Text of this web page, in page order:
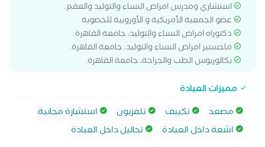
استشاري ومدرس امراض النساء والتوليد والعقم.
عضو الجمعية الأمريكية و الأوروبية للخصوبة
دكتوراه امراض النساء والتوليد، جامعة القاهرة.
ماجستير امراض النساء والتوليد، جامعة القاهرة.
بكالوريوس الطب والجراحة، جامعة القاهرة.
مميزات العيادة
مصعد
تكييف تلفزيون
استشارة مجانية
اشعة داخل العيادة
تحاليل داخل العيادة